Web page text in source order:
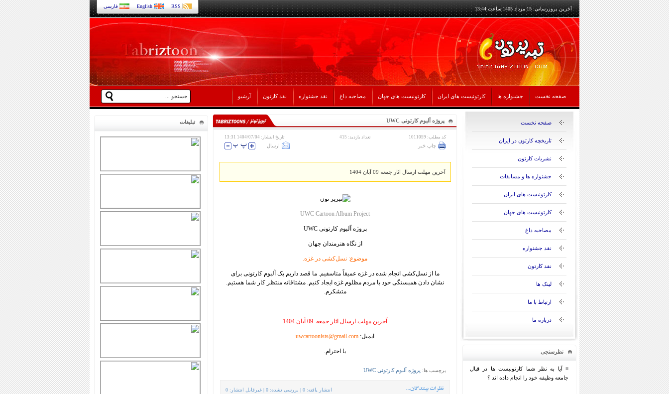
English RSS فارسی آخرین بروزرسانی: 15 مرداد 1405 ساعت 13:44
صفحه نخست جشنواره ها کارتونیست های ایران کارتونیست های جهان مصاحبه داغ نقد جشنواره نقد کارتون آرشیو
صفحه نخست
تاریخچه کارتون در ایران
نشریات کارتون
جشنواره ها و مسابقات
کارتونیست های ایران
کارتونیست های جهان
مصاحبه داغ
نقد جشنواره
نقد کارتون
لینک ها
ارتباط با ما
درباره ما
نظرسنجی
≡ آیا به نظر شما کارتونیست ها در قبال
جامعه وظیفه خود را انجام داده اند ؟
پروژه آلبوم کارتونی UWC
کد مطلب: 1011059 تعداد بازدید: 415 تاریخ انتشار: 1404/07/04 13:31
چاپ خبر ارسال
آخرین مهلت ارسال اثار جمعه 09 آبان 1404
UWC Cartoon Album Project
پروژه آلبوم کارتونی UWC
از نگاه هنرمندان جهان
موضوع: نسل‌کشی در غزه.
ما از نسل‌کشی انجام شده در غزه عمیقاً متاسفیم. ما قصد داریم یک آلبوم کارتونی برای
نشان دادن همبستگی خود با مردم مظلوم غزه ایجاد کنیم. مشتاقانه منتظر کار شما هستیم.
متشکرم.
آخرین مهلت ارسال اثار جمعه 09 آبان 1404
ایمیل: uwcartoonists@gmail.com
با احترام.
برچسب ها: پروژه آلبوم کارتونی UWC
انتشار یافته: 0 | بررسی نشده: 0 | غیرقابل انتشار: 0
تبلیغات